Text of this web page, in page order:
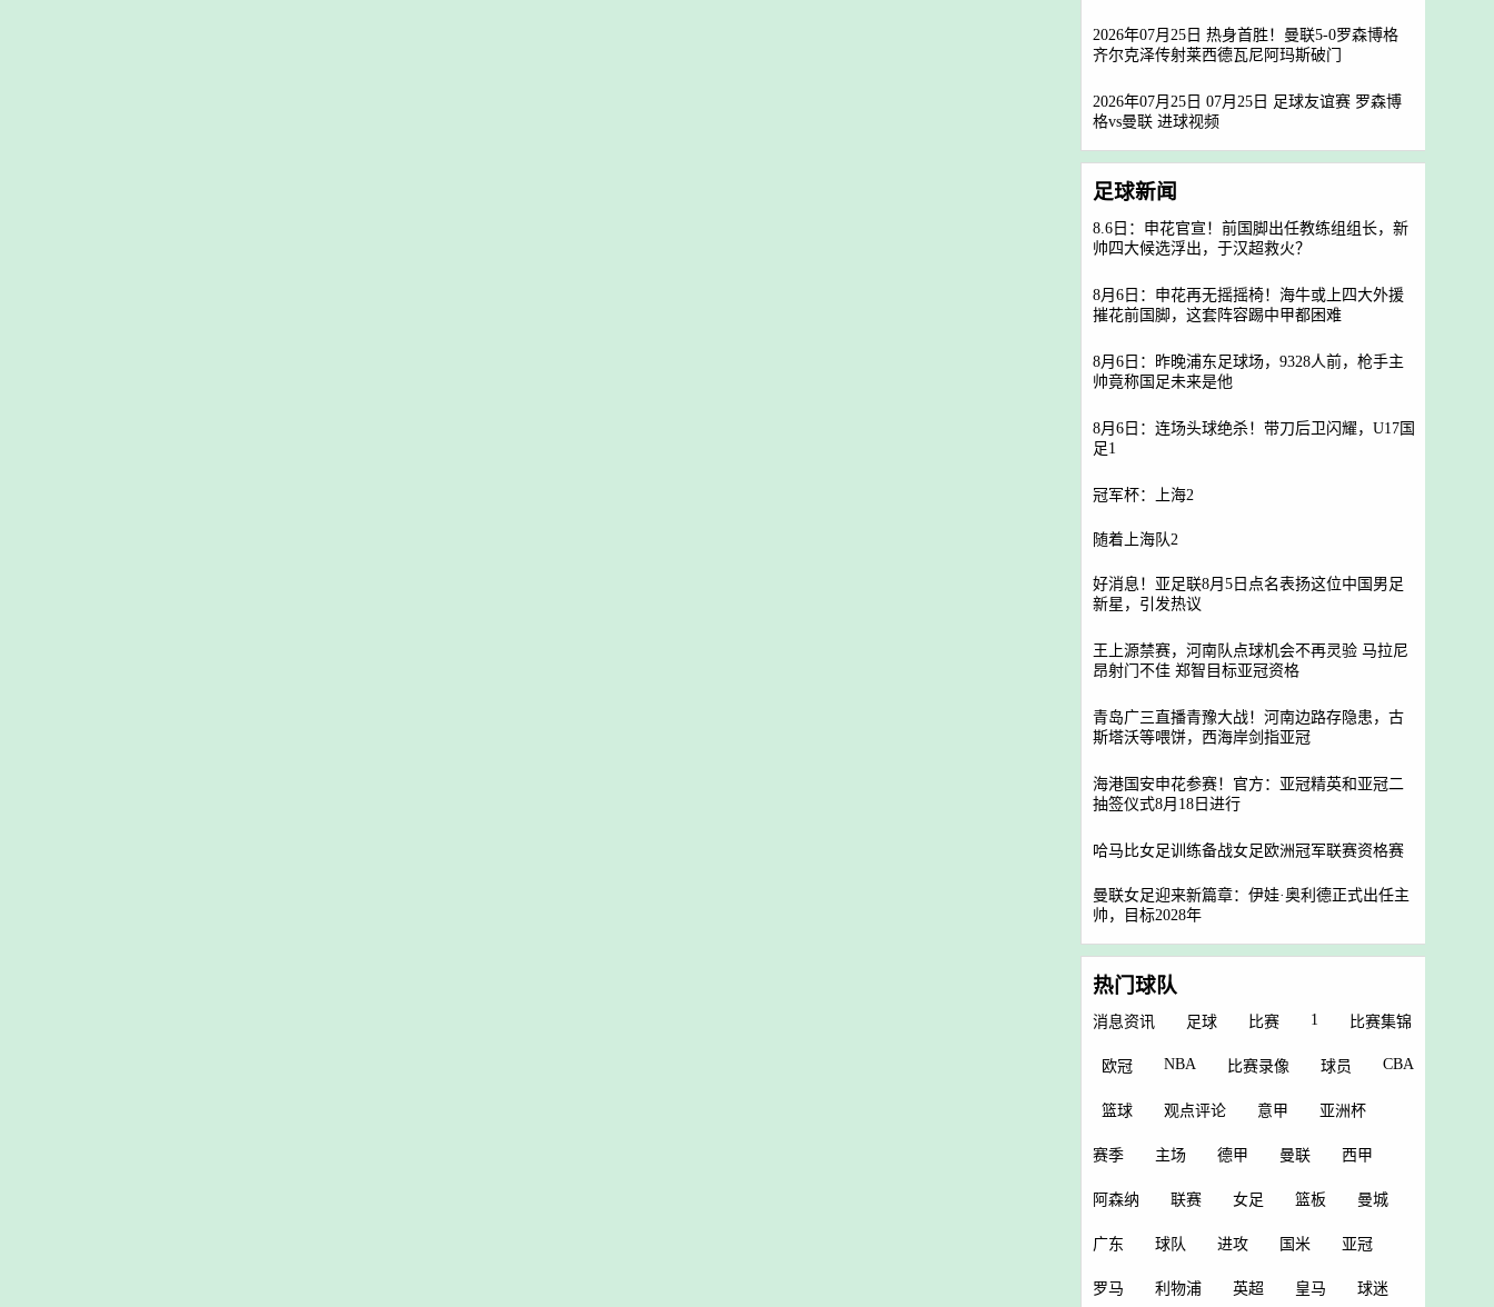
2026年07月25日 热身首胜！曼联5-0罗森博格
齐尔克泽传射莱西德瓦尼阿玛斯破门
2026年07月25日 07月25日 足球友谊赛 罗森博
格vs曼联 进球视频
足球新闻
8.6日：申花官宣！前国脚出任教练组组长，新
帅四大候选浮出，于汉超救火？
8月6日：申花再无摇摇椅！海牛或上四大外援
摧花前国脚，这套阵容踢中甲都困难
8月6日：昨晚浦东足球场，9328人前，枪手主
帅竟称国足未来是他
8月6日：连场头球绝杀！带刀后卫闪耀，U17国
足1
冠军杯：上海2
随着上海队2
好消息！亚足联8月5日点名表扬这位中国男足
新星，引发热议
王上源禁赛，河南队点球机会不再灵验 马拉尼
昂射门不佳 郑智目标亚冠资格
青岛广三直播青豫大战！河南边路存隐患，古
斯塔沃等喂饼，西海岸剑指亚冠
海港国安申花参赛！官方：亚冠精英和亚冠二
抽签仪式8月18日进行
哈马比女足训练备战女足欧洲冠军联赛资格赛
曼联女足迎来新篇章：伊娃·奥利德正式出任主
帅，目标2028年
热门球队
消息资讯 足球 比赛 1 比赛集锦
欧冠 NBA 比赛录像 球员 CBA
篮球 观点评论 意甲 亚洲杯
赛季 主场 德甲 曼联 西甲
阿森纳 联赛 女足 篮板 曼城
广东 球队 进攻 国米 亚冠
罗马 利物浦 英超 皇马 球迷